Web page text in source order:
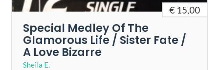
€ 15,00
Special Medley Of The
Glamorous Life / Sister Fate /
A Love Bizarre
Sheila E.